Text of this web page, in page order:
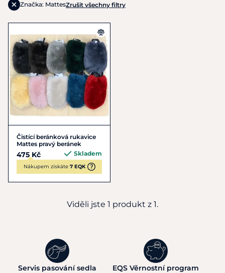
Značka: MattesZrušit všechny filtry
Čistící beránková rukavice
Mattes pravý beránek
475 Kč Skladem
Nákupem získáte 7 EQK
Viděli jste 1 produkt z 1.
Servis pasování sedla EQS Věrnostní program